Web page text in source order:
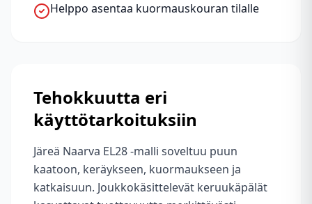
Helppo asentaa kuormauskouran tilalle
Tehokkuutta eri
käyttötarkoituksiin
Järeä Naarva EL28 -malli soveltuu puun
kaatoon, keräykseen, kuormaukseen ja
katkaisuun. Joukkokäsittelevät keruukäpälät